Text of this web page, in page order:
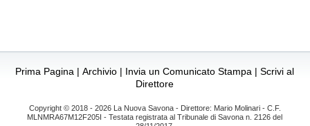
Prima Pagina |Archivio | Invia un Comunicato Stampa |Scrivi al
Direttore
Copyright © 2018 - 2026 La Nuova Savona - Direttore: Mario Molinari - C.F.
MLNMRA67M12F205I - Testata registrata al Tribunale di Savona n. 2126 del